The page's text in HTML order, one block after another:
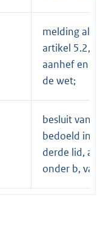
melding als
artikel 5.2,
aanhef en
de wet;
besluit van
bedoeld in
derde lid,
onder b, van